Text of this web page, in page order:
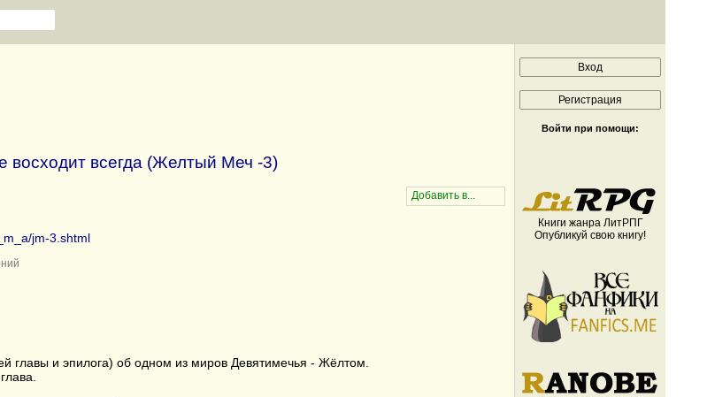
восходит всегда (Желтый Меч -3)
jm-3.shtml
главы и эпилога) об одном из миров Девятимечья - Жёлтом.
Войти при помощи:
Книги жанра ЛитРПГ
Опубликуй свою книгу!